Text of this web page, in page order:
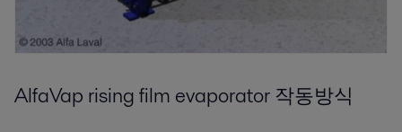
AlfaVap rising film evaporator 작동방식